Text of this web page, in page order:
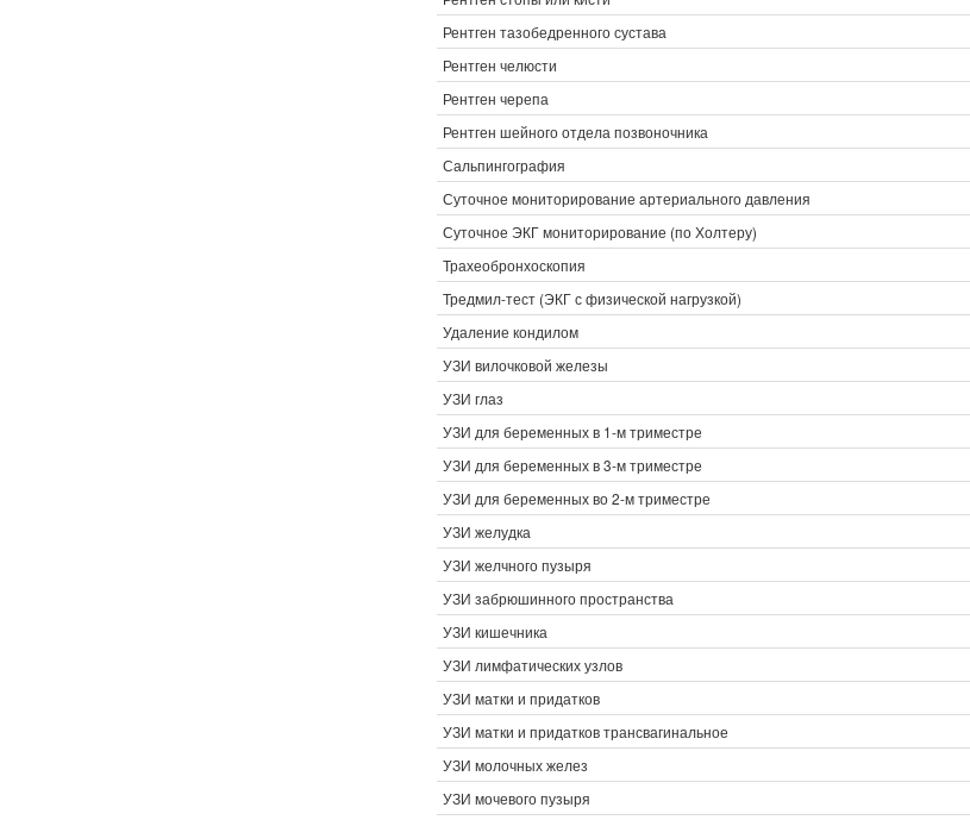
Рентген тазобедренного сустава
Рентген челюсти
Рентген черепа
Рентген шейного отдела позвоночника
Сальпингография
Суточное мониторирование артериального давления
Суточное ЭКГ мониторирование (по Холтеру)
Трахеобронхоскопия
Тредмил-тест (ЭКГ с физической нагрузкой)
Удаление кондилом
УЗИ вилочковой железы
УЗИ глаз
УЗИ для беременных в 1-м триместре
УЗИ для беременных в 3-м триместре
УЗИ для беременных во 2-м триместре
УЗИ желудка
УЗИ желчного пузыря
УЗИ забрюшинного пространства
УЗИ кишечника
УЗИ лимфатических узлов
УЗИ матки и придатков
УЗИ матки и придатков трансвагинальное
УЗИ молочных желез
УЗИ мочевого пузыря